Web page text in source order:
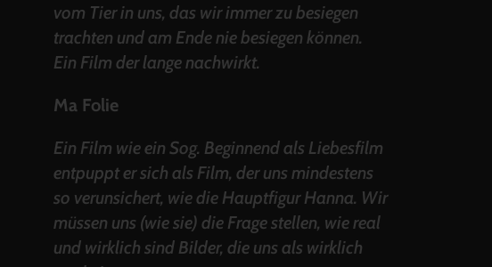
vom Tier in uns, das wir immer zu besiegen
trachten und am Ende nie besiegen können.
Ein Film der lange nachwirkt.
Ma Folie
Ein Film wie ein Sog. Beginnend als Liebesfilm
entpuppt er sich als Film, der uns mindestens
so verunsichert, wie die Hauptfigur Hanna. Wir
müssen uns (wie sie) die Frage stellen, wie real
und wirklich sind Bilder, die uns als wirklich